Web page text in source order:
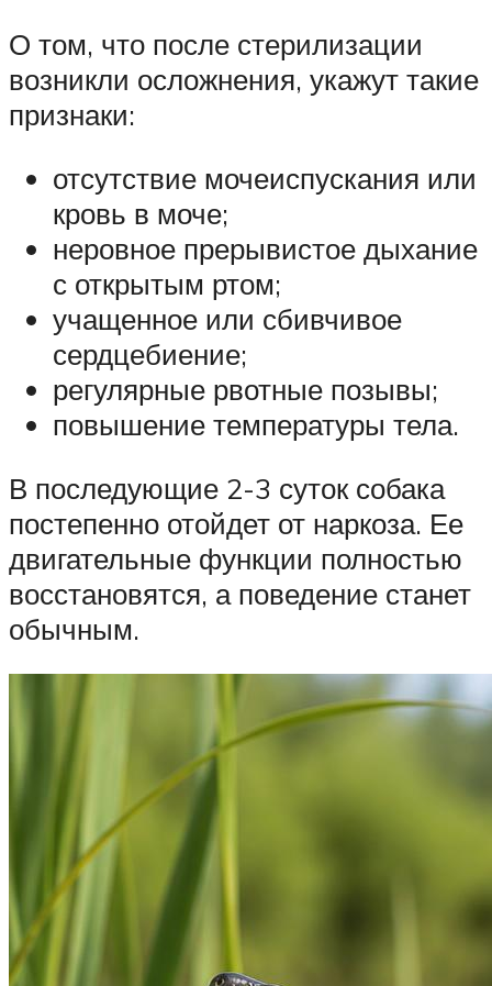
О том, что после стерилизации
возникли осложнения, укажут такие
признаки:
отсутствие мочеиспускания или
кровь в моче;
неровное прерывистое дыхание
с открытым ртом;
учащенное или сбивчивое
сердцебиение;
регулярные рвотные позывы;
повышение температуры тела.
В последующие 2-3 суток собака
постепенно отойдет от наркоза. Ее
двигательные функции полностью
восстановятся, а поведение станет
обычным.